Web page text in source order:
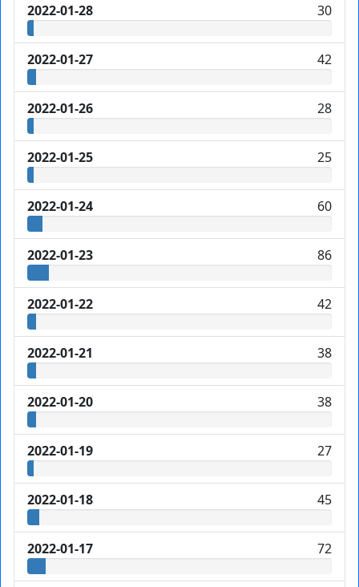
2022-01-28 30
2022-01-27 42
2022-01-26 28
2022-01-25 25
2022-01-24 60
2022-01-23 86
2022-01-22 42
2022-01-21 38
2022-01-20 38
2022-01-19 27
2022-01-18 45
2022-01-17 72